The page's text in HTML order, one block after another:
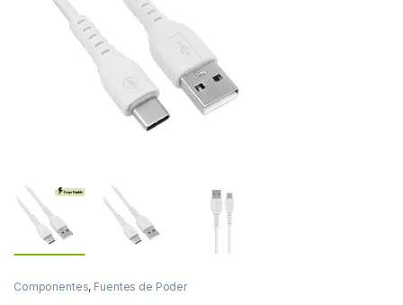
Componentes, Fuentes de Poder